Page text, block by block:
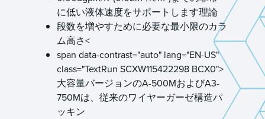
に低い液体速度をサポートします理論
段数を増やすために必要な最小限のカラ
ム高さ<
span data-contrast="auto" lang="EN-US"
class="TextRun SCXW115422298 BCX0">
大容量バージョンのA-500MおよびA3-
750Mは、従来のワイヤーガーゼ構造パ
ッキン